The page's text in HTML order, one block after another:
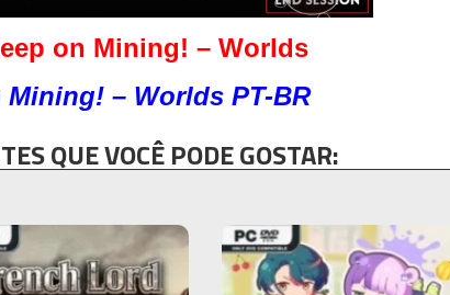
on Mining! – Worlds
Mining! – Worlds PT-BR
QUE VOCÊ PODE GOSTAR: